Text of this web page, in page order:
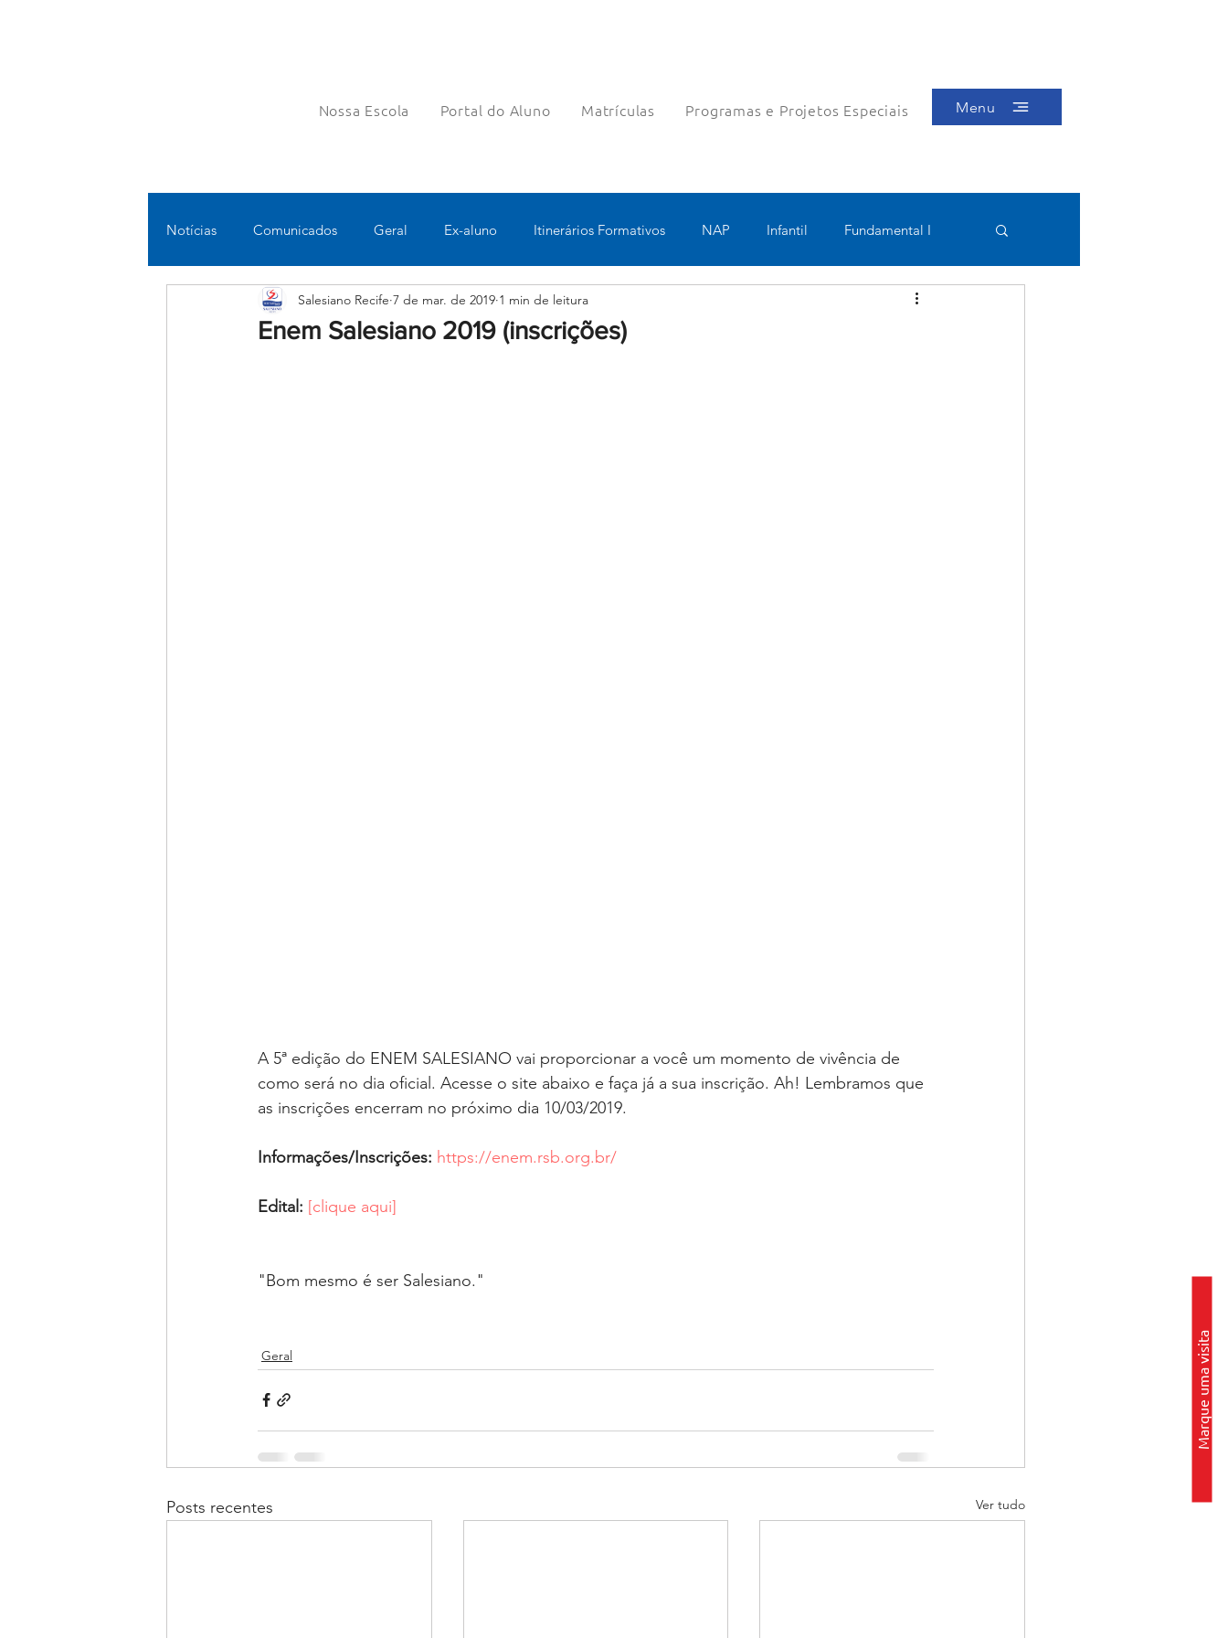
Nossa Escola Portal do Aluno Matrículas Programas e Projetos Especiais Menu
Marque uma visita
Notícias Comunicados Geral Ex-aluno Itinerários Formativos NAP Infantil Fundamental I
Fundamental II Ensino Médio Pastoral Esportes
Enem Salesiano 2019 (inscrições)
Salesiano Recife 7 de mar. de 2019 1 min de leitura
A 5ª edição do ENEM SALESIANO vai proporcionar a você um momento de vivência de
como será no dia oficial. Acesse o site abaixo e faça já a sua inscrição. Ah! Lembramos que
as inscrições encerram no próximo dia 10/03/2019.
Informações/Inscrições: https://enem.rsb.org.br/
Edital: [clique aqui]
"Bom mesmo é ser Salesiano."
Geral
Posts recentes Ver tudo